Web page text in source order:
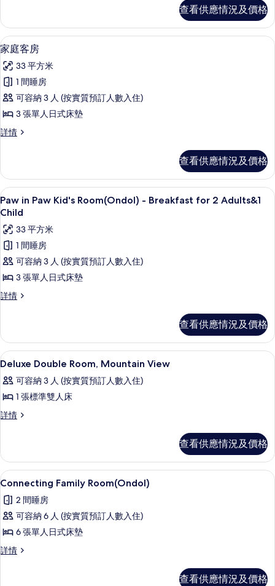
相
片
View)
詳
情
查看供應情況及價格
載
入
所
有
家
客
的
相
片
高級寢具、房內夾萬、遮光窗簾/窗簾
6
家庭客房
33 平方米
1 間睡房
可容納 3 人 (按實質預訂人數入住)
3 張單人日式床墊
詳情
家
詳
情
查看供應情況及價格
載
入
所
有
Paw
in
Paw
Kid's
Breakfast
for
2
Adults&1
Child
的
高級寢具、房內夾萬、遮光窗簾/窗簾
6
Paw in Paw Kid's Room(Ondol) - Breakfast for 2 Adults&1
Child
33 平方米
1 間睡房
可容納 3 人 (按實質預訂人數入住)
3 張單人日式床墊
詳情
Paw
Room(Ondol)
Breakfast
2
Adults&1
詳
查看供應情況及價格
載
入
所
Deluxe
Mountain
View
的
相
片
高級寢具、房內夾萬、遮光窗簾/窗簾
9
Deluxe Double Room, Mountain View
可容納 3 人 (按實質預訂人數入住)
1 張標準雙人床
詳情
Deluxe
View
詳
情
查看供應情況及價格
載
入
所
有
Connecting
Family
高級寢具、房內夾萬、遮光窗簾/窗簾
4
Connecting Family Room(Ondol)
2 間睡房
可容納 6 人 (按實質預訂人數入住)
6 張單人日式床墊
詳情
Connecting
查看供應情況及價格